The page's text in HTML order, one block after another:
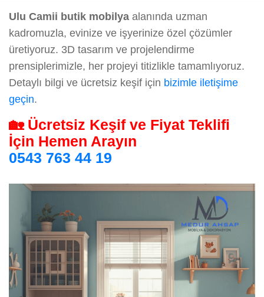
Ulu Camii butik mobilya alanında uzman
kadromuzla, evinize ve işyerinize özel çözümler
üretiyoruz. 3D tasarım ve projelendirme
prensiplerimizle, her projeyi titizlikle tamamlıyoruz.
Detaylı bilgi ve ücretsiz keşif için bizimle iletişime
geçin.
🏡 Ücretsiz Keşif ve Fiyat Teklifi
İçin Hemen Arayın
0543 763 44 19